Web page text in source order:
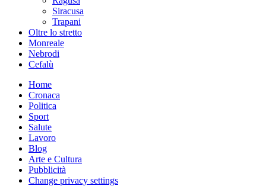
Siracusa
Trapani
Oltre lo stretto
Monreale
Nebrodi
Cefalù
Home
Cronaca
Politica
Sport
Salute
Lavoro
Blog
Arte e Cultura
Pubblicità
Change privacy settings